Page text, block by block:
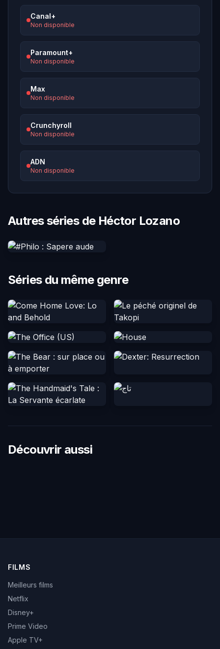
Canal+
Non disponible
Paramount+
Non disponible
Max
Non disponible
Crunchyroll
Non disponible
ADN
Non disponible
Autres séries de Héctor Lozano
Séries du même genre
Découvrir aussi
FILMS
Meilleurs films
Netflix
Disney+
Prime Video
Apple TV+